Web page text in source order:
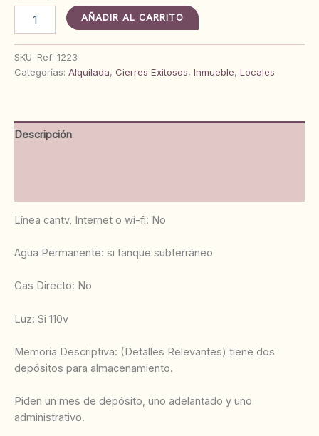
¡ALQUILADO¡
Local
Calle
Primero
Ref:
1223
AÑADIR AL CARRITO
SKU: Ref: 1223
Categorías: Alquilada, Cierres Exitosos, Inmueble, Locales
Descripción
Línea cantv, Internet o wi-fi: No
‌Agua Permanente: si tanque subterráneo
‌Gas Directo: No
‌Luz: Si 110v
‌Memoria Descriptiva: (Detalles Relevantes) tiene dos
depósitos para almacenamiento.
Piden un mes de depósito, uno adelantado y uno
administrativo.